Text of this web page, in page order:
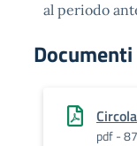
al periodo
Documenti
pdf -